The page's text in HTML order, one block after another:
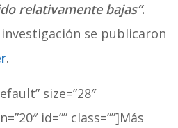
relativamente bajas”.
se publicaron
.
size=”28″
id=”” class=””]Más